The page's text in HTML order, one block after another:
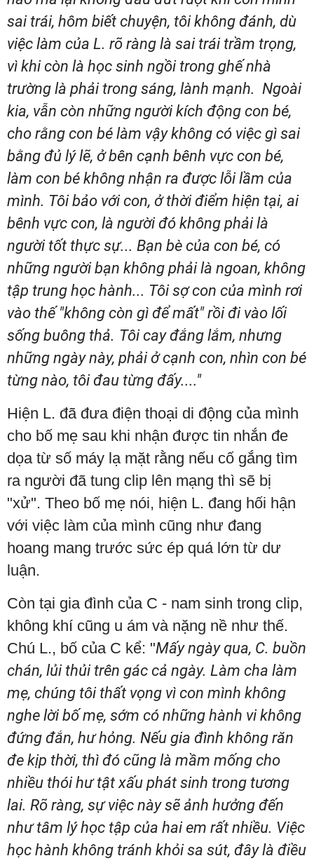
sai trái, hôm biết chuyện, tôi không đánh, dù
việc làm của L. rõ ràng là sai trái trầm trọng,
vì khi còn là học sinh ngồi trong ghế nhà
trường là phải trong sáng, lành mạnh. Ngoài
kia, vẫn còn những người kích động con bé,
cho rằng con bé làm vậy không có việc gì sai
bằng đủ lý lẽ, ở bên cạnh bênh vực con bé,
làm con bé không nhận ra được lỗi lầm của
mình. Tôi bảo với con, ở thời điểm hiện tại, ai
bênh vực con, là người đó không phải là
người tốt thực sự... Bạn bè của con bé, có
những người bạn không phải là ngoan, không
tập trung học hành... Tôi sợ con của mình rơi
vào thế "không còn gì để mất" rồi đi vào lối
sống buông thả. Tôi cay đắng lắm, nhưng
những ngày này, phải ở cạnh con, nhìn con bé
từng nào, tôi đau từng đấy...."
Hiện L. đã đưa điện thoại di động của mình
cho bố mẹ sau khi nhận được tin nhắn đe
dọa từ số máy lạ mặt rằng nếu cố gắng tìm
ra người đã tung clip lên mạng thì sẽ bị
"xử". Theo bố mẹ nói, hiện L. đang hối hận
với việc làm của mình cũng như đang
hoang mang trước sức ép quá lớn từ dư
luận.
Còn tại gia đình của C - nam sinh trong clip,
không khí cũng u ám và nặng nề như thế.
Chú L., bố của C kể: "Mấy ngày qua, C. buồn
chán, lủi thủi trên gác cả ngày. Làm cha làm
mẹ, chúng tôi thất vọng vì con mình không
nghe lời bố mẹ, sớm có những hành vi không
đứng đắn, hư hỏng. Nếu gia đình không răn
đe kịp thời, thì đó cũng là mầm mống cho
nhiều thói hư tật xấu phát sinh trong tương
lai. Rõ ràng, sự việc này sẽ ảnh hưởng đến
như tâm lý học tập của hai em rất nhiều. Việc
học hành không tránh khỏi sa sút, đây là điều